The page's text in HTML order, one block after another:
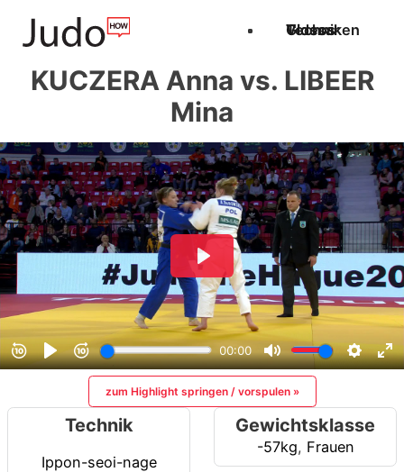
Techniken
Videos
Glossar
KUCZERA Anna vs. LIBEER
Mina
zum Highlight springen / vorspulen »
Technik
Ippon-seoi-nage
Gewichtsklasse
-57kg, Frauen